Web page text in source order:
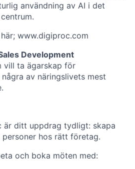
användning av AI i det
www.digiproc.com
Development
vill ta ägarskap för
av näringslivets mest
är ditt uppdrag tydligt: skapa
hos rätt företag.
och boka möten med: